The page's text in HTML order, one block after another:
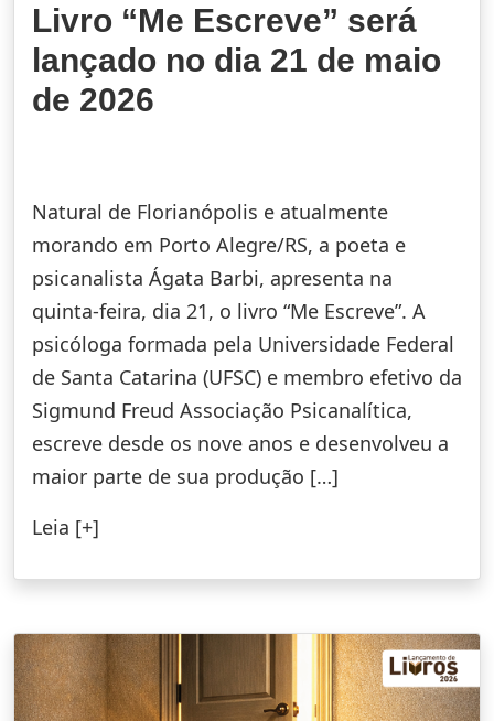
Livro “Me Escreve” será
lançado no dia 21 de maio
de 2026
Natural de Florianópolis e atualmente
morando em Porto Alegre/RS, a poeta e
psicanalista Ágata Barbi, apresenta na
quinta-feira, dia 21, o livro “Me Escreve”. A
psicóloga formada pela Universidade Federal
de Santa Catarina (UFSC) e membro efetivo da
Sigmund Freud Associação Psicanalítica,
escreve desde os nove anos e desenvolveu a
maior parte de sua produção […]
Leia [+]